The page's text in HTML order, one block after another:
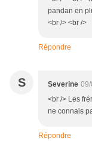
pandan en
<br /> <br />
Répondre
S Severine
<br /> Les
ne connais
Répondre